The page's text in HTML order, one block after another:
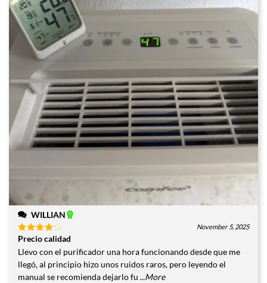
WILLIAN
Valorado
con
de 5
November 5, 2025
Precio calidad
Llevo con el purificador una hora funcionando desde que me
llegó, al principio hizo unos ruidos raros, pero leyendo el
manual se recomienda dejarlo fu...More